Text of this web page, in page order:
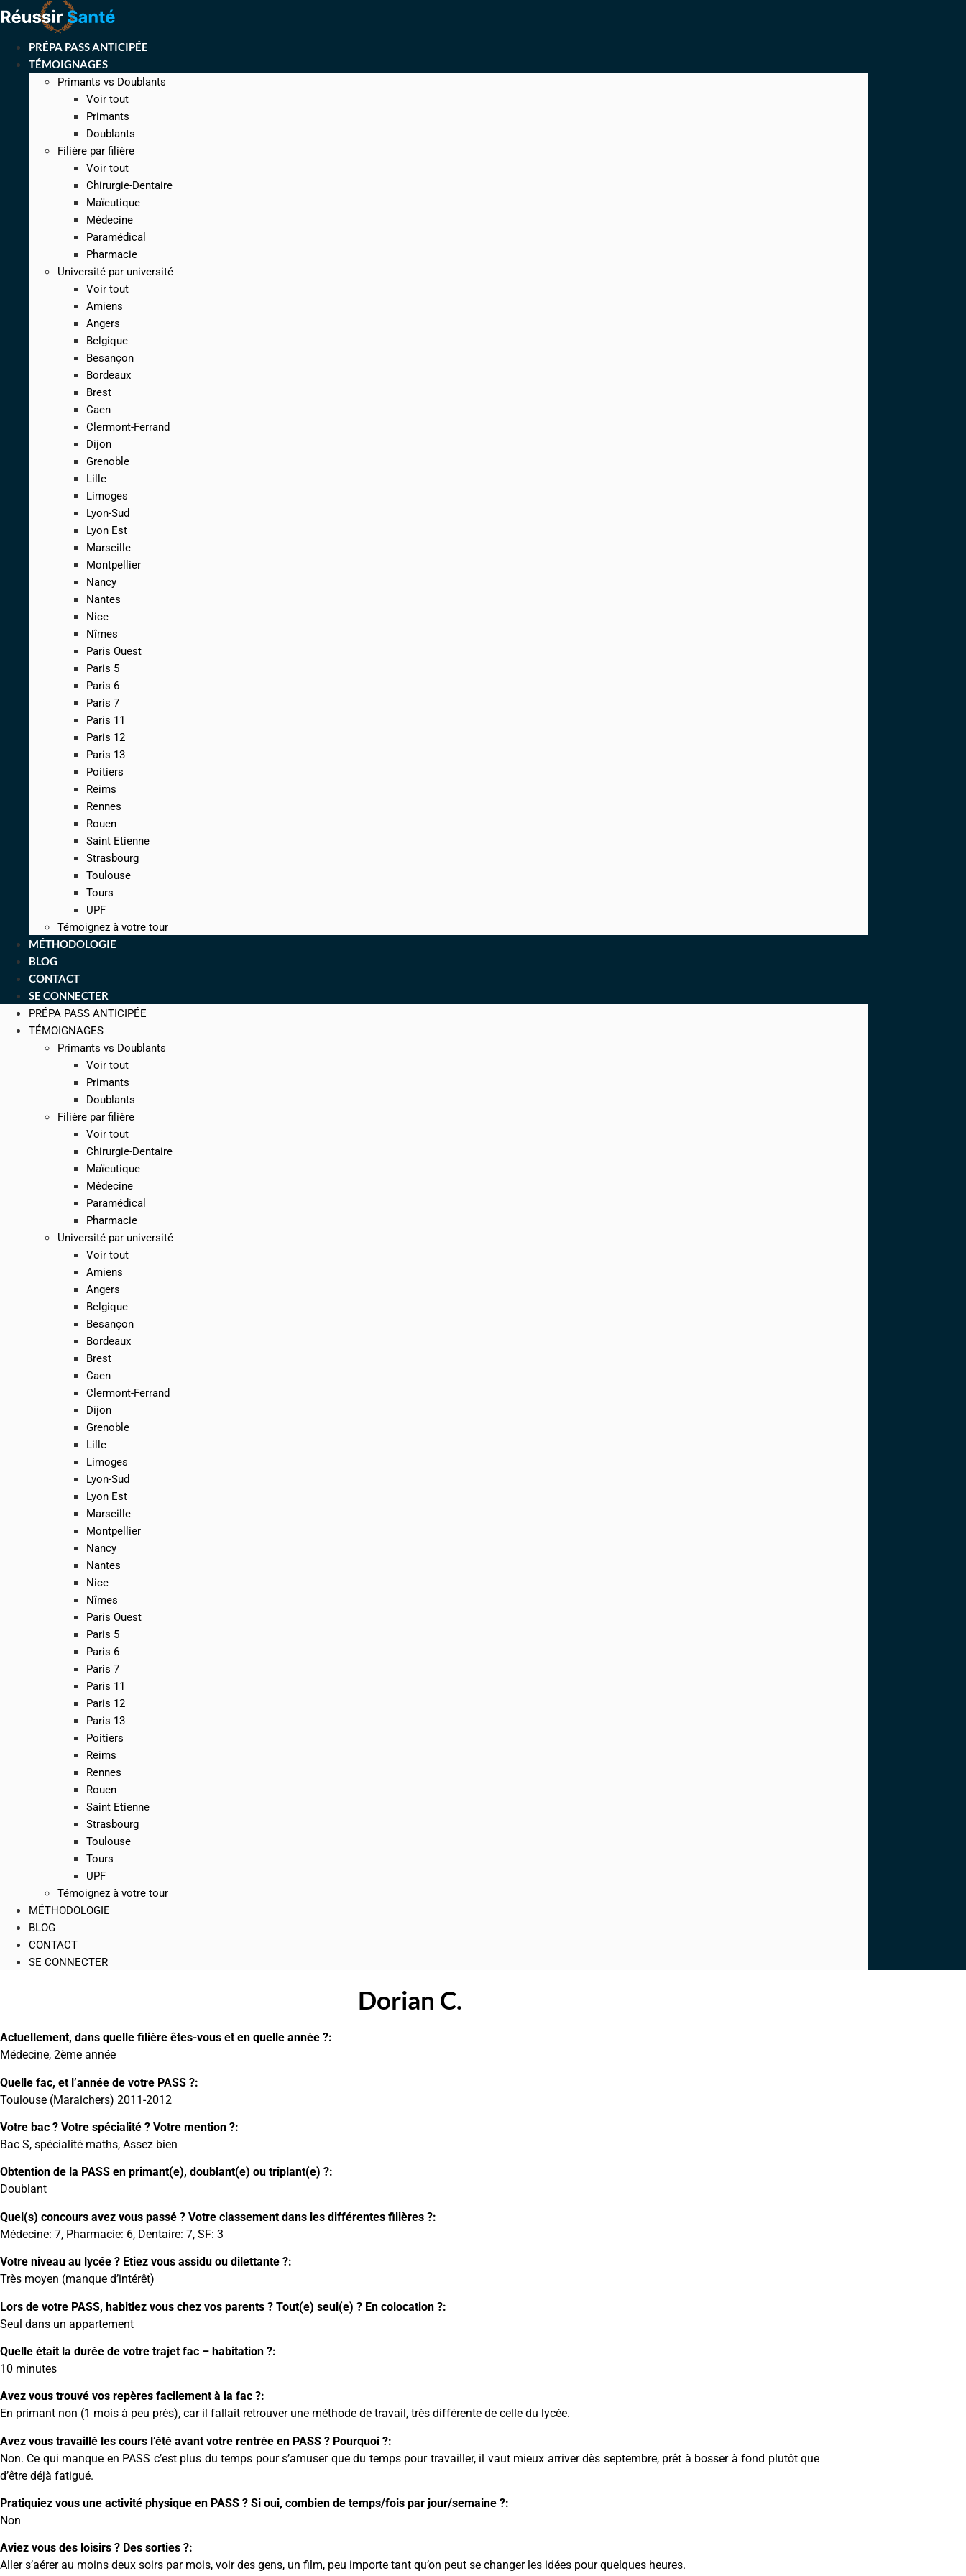
Aller
au
contenuPRÉPA PASS ANTICIPÉE
TÉMOIGNAGES
Primants vs Doublants
Voir tout
Primants
Doublants
Filière par filière
Voir tout
Chirurgie-Dentaire
Maïeutique
Médecine
Paramédical
Pharmacie
Université par université
Voir tout
Amiens
Angers
Belgique
Besançon
Bordeaux
Brest
Caen
Clermont-Ferrand
Dijon
Grenoble
Lille
Limoges
Lyon-Sud
Lyon Est
Marseille
Montpellier
Nancy
Nantes
Nice
Nîmes
Paris Ouest
Paris 5
Paris 6
Paris 7
Paris 11
Paris 12
Paris 13
Poitiers
Reims
Rennes
Rouen
Saint Etienne
Strasbourg
Toulouse
Tours
UPF
Témoignez à votre tour
MÉTHODOLOGIE
BLOG
CONTACT
SE CONNECTER
PRÉPA PASS ANTICIPÉE
TÉMOIGNAGES
Primants vs Doublants
Voir tout
Primants
Doublants
Filière par filière
Voir tout
Chirurgie-Dentaire
Maïeutique
Médecine
Paramédical
Pharmacie
Université par université
Voir tout
Amiens
Angers
Belgique
Besançon
Bordeaux
Brest
Caen
Clermont-Ferrand
Dijon
Grenoble
Lille
Limoges
Lyon-Sud
Lyon Est
Marseille
Montpellier
Nancy
Nantes
Nice
Nîmes
Paris Ouest
Paris 5
Paris 6
Paris 7
Paris 11
Paris 12
Paris 13
Poitiers
Reims
Rennes
Rouen
Saint Etienne
Strasbourg
Toulouse
Tours
UPF
Témoignez à votre tour
MÉTHODOLOGIE
BLOG
CONTACT
SE CONNECTER
Dorian C.
Actuellement, dans quelle filière êtes-vous et en quelle année ?:
Médecine, 2ème année
Quelle fac, et l’année de votre PASS ?:
Toulouse (Maraichers) 2011-2012
Votre bac ? Votre spécialité ? Votre mention ?:
Bac S, spécialité maths, Assez bien
Obtention de la PASS en primant(e), doublant(e) ou triplant(e) ?:
Doublant
Quel(s) concours avez vous passé ? Votre classement dans les différentes filières ?:
Médecine: 7, Pharmacie: 6, Dentaire: 7, SF: 3
Votre niveau au lycée ? Etiez vous assidu ou dilettante ?:
Très moyen (manque d’intérêt)
Lors de votre PASS, habitiez vous chez vos parents ? Tout(e) seul(e) ? En colocation ?:
Seul dans un appartement
Quelle était la durée de votre trajet fac – habitation ?:
10 minutes
Avez vous trouvé vos repères facilement à la fac ?:
En primant non (1 mois à peu près), car il fallait retrouver une méthode de travail, très différente de celle du lycée.
Avez vous travaillé les cours l’été avant votre rentrée en PASS ? Pourquoi ?:
Non. Ce qui manque en PASS c’est plus du temps pour s’amuser que du temps pour travailler, il vaut mieux arriver dès septembre, prêt à bosser à fond plutôt que
d’être déjà fatigué.
Pratiquiez vous une activité physique en PASS ? Si oui, combien de temps/fois par jour/semaine ?:
Non
Aviez vous des loisirs ? Des sorties ?:
Aller s’aérer au moins deux soirs par mois, voir des gens, un film, peu importe tant qu’on peut se changer les idées pour quelques heures.